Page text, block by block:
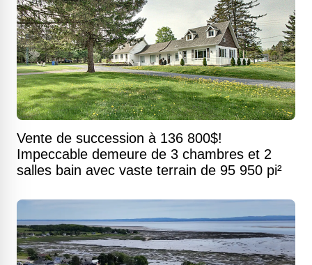
Vente de succession à 136 800$!
Impeccable demeure de 3 chambres et 2
salles bain avec vaste terrain de 95 950 pi²